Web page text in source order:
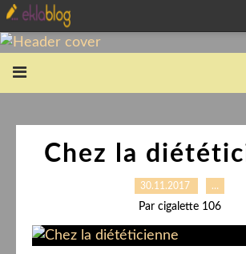
Chez la
30.11.2017 …
Par cigalette 106